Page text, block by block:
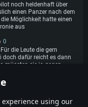
using our
noch heldenhaft über
einen Panzer nach dem
Möglichkeit hatte einen
aus
0
die Leute die gern
doch dafür reicht es dann
müssten sie ja gegen